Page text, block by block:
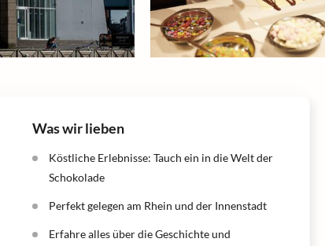
Was wir lieben
Köstliche Erlebnisse: Tauch ein in die Welt der
Schokolade
Perfekt gelegen am Rhein und der Innenstadt
Erfahre alles über die Geschichte und